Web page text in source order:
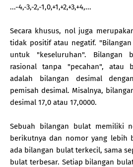
...-4,-3,-2,-1,0,+1,+2,+3,+4,...
Secara khusus, nol juga
tidak positif atau negatif.
untuk "keseluruhan". Bilangan
rasional tanpa "pecahan", atau
adalah bilangan desimal
pemisah desimal. Misalnya,
desimal 17,0 atau 17,0000.
Sebuah bilangan bulat memiliki
berikutnya dan nomor yang lebih
ada bilangan bulat terkecil, sama
bulat terbesar. Setiap bilangan